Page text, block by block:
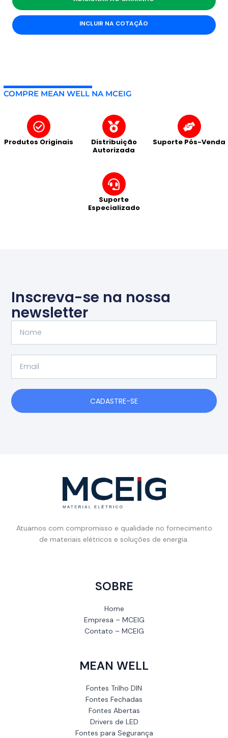
INCLUIR NA COTAÇÃO
COMPRE MEAN WELL NA MCEIG
Produtos Originais
Distribuição
Autorizada
Suporte Pós-Venda
Suporte
Especializado
Inscreva-se na nossa
newsletter
CADASTRE-SE
Atuamos com compromisso e qualidade no fornecimento
de materiais elétricos e soluções de energia.
SOBRE
Home
Empresa – MCEIG
Contato – MCEIG
MEAN WELL
Fontes Trilho DIN
Fontes Fechadas
Fontes Abertas
Drivers de LED
Fontes para Segurança